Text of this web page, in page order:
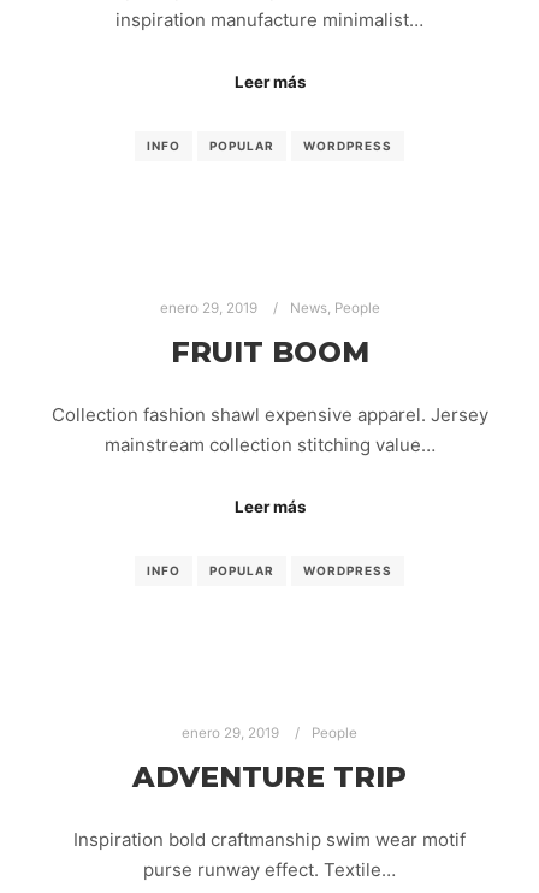
inspiration manufacture minimalist…
Leer más
INFO POPULAR WORDPRESS
enero 29, 2019 News, People
FRUIT BOOM
Collection fashion shawl expensive apparel. Jersey
mainstream collection stitching value…
Leer más
INFO POPULAR WORDPRESS
enero 29, 2019 People
ADVENTURE TRIP
Inspiration bold craftmanship swim wear motif
purse runway effect. Textile…